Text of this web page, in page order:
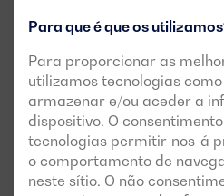
Para que é que os
Para proporcionar as
utilizamos tecnologias
armazenar e/ou aceder a
dispositivo. O
tecnologias permitir-nos-á
o comportamento de
neste sítio. O não
entradas e saídas de ar
interior da canópia, atenuando
emissão de ruído. Uma
permitir-nos-á satisfazer estes
fundamentais.